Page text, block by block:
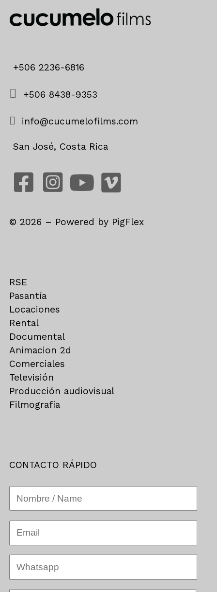
+506 2236-6816
+506 8438-9353
info@cucumelofilms.com
San José, Costa Rica
©2026 – Powered by PigFlex
RSE
Pasantía
Locaciones
Rental
Documental
Animacion 2d
Comerciales
Televisión
Producción audiovisual
Filmografia
CONTACTO RÁPIDO